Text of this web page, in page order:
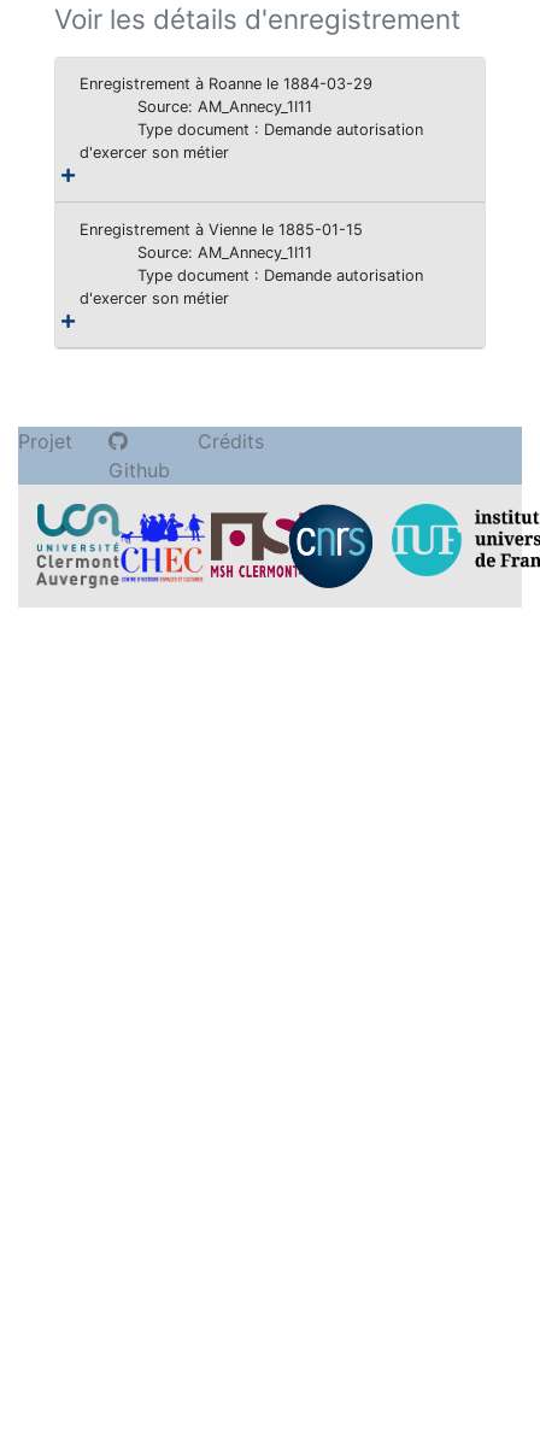
Voir les détails d'enregistrement
Enregistrement à Roanne le 1884-03-29
Source: AM_Annecy_1I11
Type document : Demande autorisation
d'exercer son métier
Enregistrement à Vienne le 1885-01-15
Source: AM_Annecy_1I11
Type document : Demande autorisation
d'exercer son métier
Projet
Github
Crédits